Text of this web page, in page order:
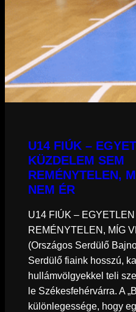
U14 FIÚK –
KÜZDELEM SEM
REMÉNYTELEN,
NEM ÉR
U14 FIÚK –
REMÉNYTELEN, MÍG
(Országos Serdülő
Serdülő fiaink hosszú,
hullámvölgyekkel teli
le Székesfehérvárra. A
különlegessége, hogy